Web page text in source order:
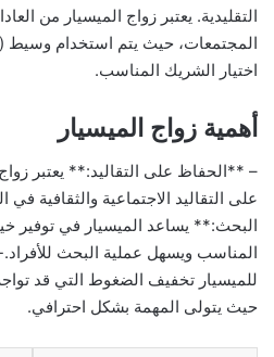
التقليدية. يعتبر زواج الميسيار من
المجتمعات، حيث يتم استخدام وسيط
اختيار الشريك المناسب.
أهمية زواج الميسيار
– **الحفاظ على التقاليد:** يعتبر
على التقاليد الاجتماعية والثقافية
البحث:** يساعد الميسيار في توفير
المناسب ويسهل عملية البحث
للميسيار تخفيف الضغوط التي قد تواجه
حيث يتولى المهمة بشكل احترافي.